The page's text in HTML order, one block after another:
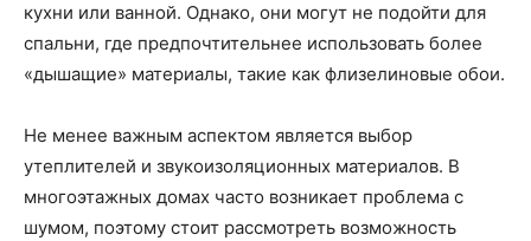
кухни или ванной. Однако, они могут не подойти для
спальни, где предпочтительнее использовать более
«дышащие» материалы, такие как флизелиновые обои.
Не менее важным аспектом является выбор
утеплителей и звукоизоляционных материалов. В
многоэтажных домах часто возникает проблема с
шумом, поэтому стоит рассмотреть возможность